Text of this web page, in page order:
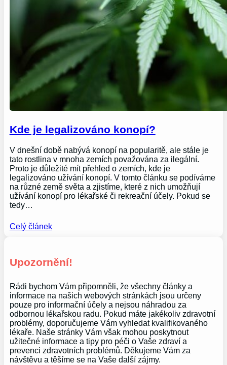
Kde je legalizováno konopí?
V dnešní době nabývá konopí na popularitě, ale stále je
tato rostlina v mnoha zemích považována za ilegální.
Proto je důležité mít přehled o zemích, kde je
legalizováno užívání konopí. V tomto článku se podíváme
na různé země světa a zjistíme, které z nich umožňují
užívání konopí pro lékařské či rekreační účely. Pokud se
tedy…
Celý článek
Upozornění!
Rádi bychom Vám připomněli, že všechny články a
informace na našich webových stránkách jsou určeny
pouze pro informační účely a nejsou náhradou za
odbornou lékařskou radu. Pokud máte jakékoliv zdravotní
problémy, doporučujeme Vám vyhledat kvalifikovaného
lékaře. Naše stránky Vám však mohou poskytnout
užitečné informace a tipy pro péči o Vaše zdraví a
prevenci zdravotních problémů. Děkujeme Vám za
návštěvu a těšíme se na Vaše další zájmy.